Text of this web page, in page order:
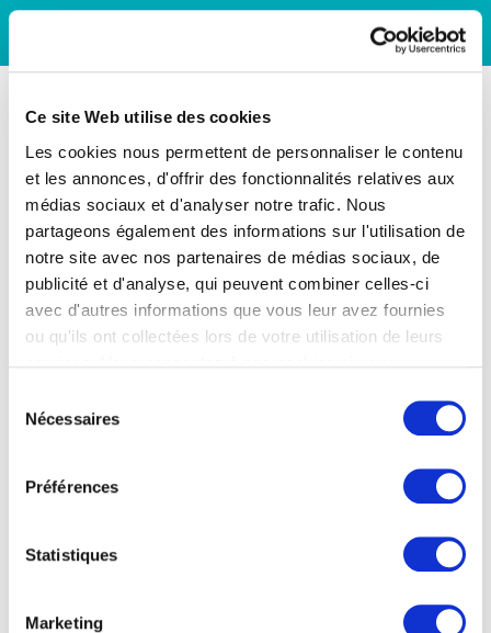
Ce site Web utilise des cookies
Les cookies nous permettent de personnaliser le contenu
et les annonces, d'offrir des fonctionnalités relatives aux
médias sociaux et d'analyser notre trafic. Nous
partageons également des informations sur l'utilisation de
notre site avec nos partenaires de médias sociaux, de
publicité et d'analyse, qui peuvent combiner celles-ci
avec d'autres informations que vous leur avez fournies
ou qu'ils ont collectées lors de votre utilisation de leurs
Nécessaires
Préférences
Statistiques
Marketing